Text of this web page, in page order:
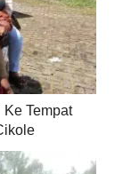
Tempat